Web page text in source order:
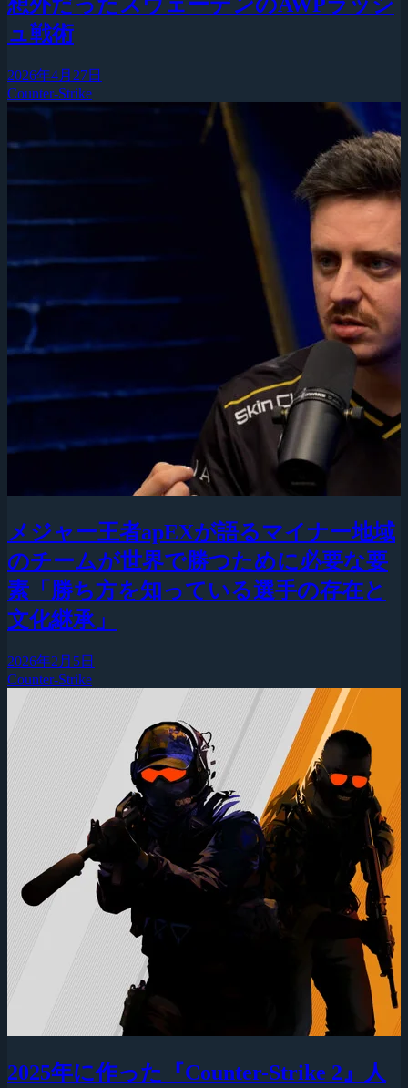
ュ戦術
2026年4月27日
Counter-Strike
メジャー王者apEXが語るマイナー地域
のチームが世界で勝つために必要な要
素「勝ち方を知っている選手の存在と
文化継承」
2026年2月5日
Counter-Strike
2025年に作った『Counter-Strike 2』人